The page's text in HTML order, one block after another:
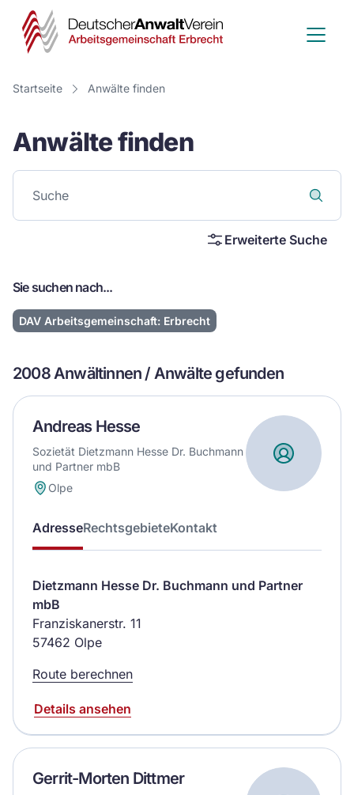
Deutscher
Anwalt
Erbrecht
Startseite Anwälte finden
Anwälte finden
Erweiterte Suche
Sie suchen nach...
DAV Arbeitsgemeinschaft: Erbrecht
2008 Anwältinnen / Anwälte gefunden
Andreas Hesse
Sozietät Dietzmann Hesse Dr. Buchmann
und Partner mbB
Olpe
AdresseRechtsgebieteKontakt
Dietzmann Hesse Dr. Buchmann und Partner
mbB
Franziskanerstr. 11
57462 Olpe
Route berechnen
Details ansehen
Gerrit-Morten Dittmer